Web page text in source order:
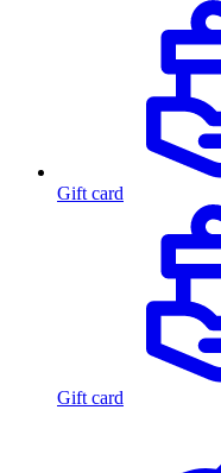
Gift card
Gift card